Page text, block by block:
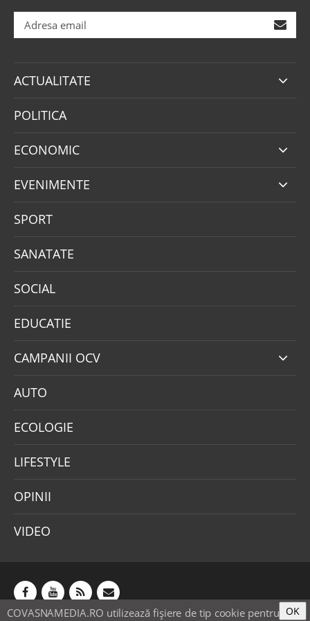
ACTUALITATE
POLITICA
ECONOMIC
EVENIMENTE
SPORT
SANATATE
SOCIAL
EDUCATIE
CAMPANII OCV
AUTO
ECOLOGIE
LIFESTYLE
OPINII
VIDEO
COVASNAMEDIA.RO utilizează fişiere de tip cookie pentru OK